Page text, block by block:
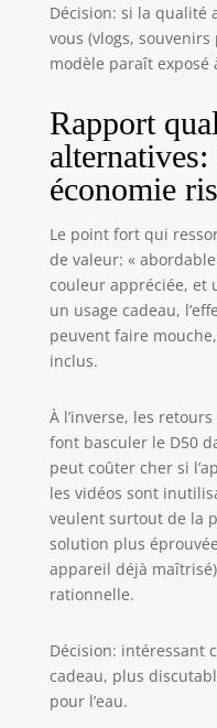
Décision: si la qualité
vous (vlogs,
modèle paraît exposé
Rapport
économie
Le point fort qui
de valeur: «
couleur appréciée, et
un usage cadeau,
peuvent faire
inclus.
À l’inverse, les
font basculer le D50
peut coûter cher si
les vidéos sont
veulent surtout de la
solution plus
appareil déjà
rationnelle.
Décision: intéressant
cadeau, plus
pour l’eau.